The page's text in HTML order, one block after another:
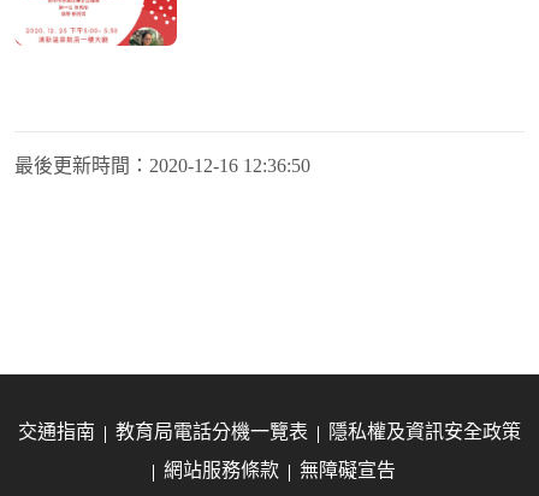
最後更新時間： 2020-12-16 12:36:50
交通指南 教育局電話分機一覽表
隱私權及資訊安全政策
網站服務條款
無障礙宣告